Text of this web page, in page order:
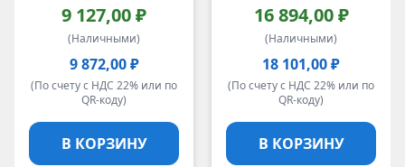
9 127,00 ₽
(Наличными)
9 872,00 ₽
(По счету с НДС 22% или по
QR-коду)
В КОРЗИНУ
16 894,00 ₽
(Наличными)
18 101,00 ₽
(По счету с НДС 22% или по
QR-коду)
В КОРЗИНУ